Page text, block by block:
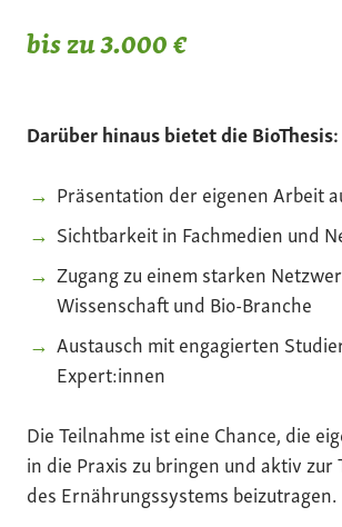
bis zu 3.000 €
Darüber hinaus bietet die BioThesis:
Präsentation der eigenen Arbeit
Sichtbarkeit in Fachmedien und
Zugang zu einem starken
Wissenschaft und Bio-Branche
Austausch mit engagierten
Expert:innen
Die Teilnahme ist eine Chance, die
in die Praxis zu bringen und aktiv
des Ernährungssystems beizutragen.